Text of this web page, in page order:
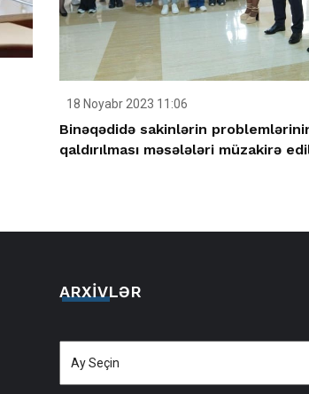
18 Noyabr 2023 11:06
Binəqədidə sakinlərin
qaldırılması məsələləri müzakirə
ARXIVLƏR
Arxivlər